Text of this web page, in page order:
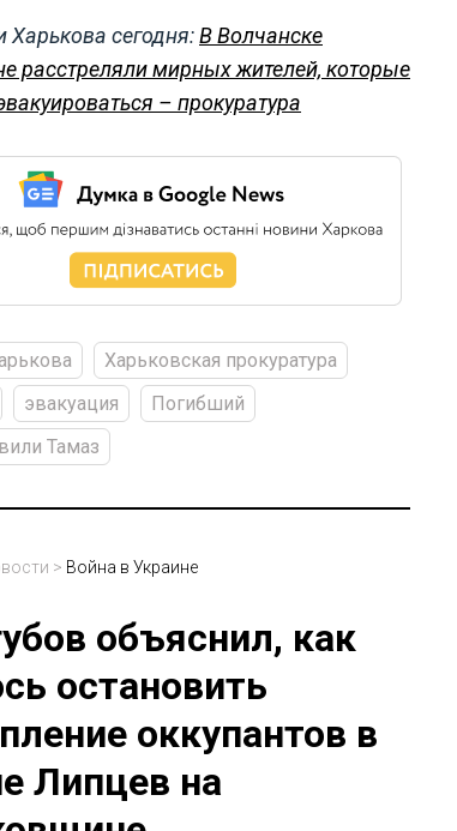
Харькова сегодня:В Волчанске
расстреляли мирных жителей, которые
– прокуратура
Харьковская прокуратура
эвакуация
Погибший
Тамаз
> Война в Украине
объяснил, как
остановить
оккупантов в
Липцев на